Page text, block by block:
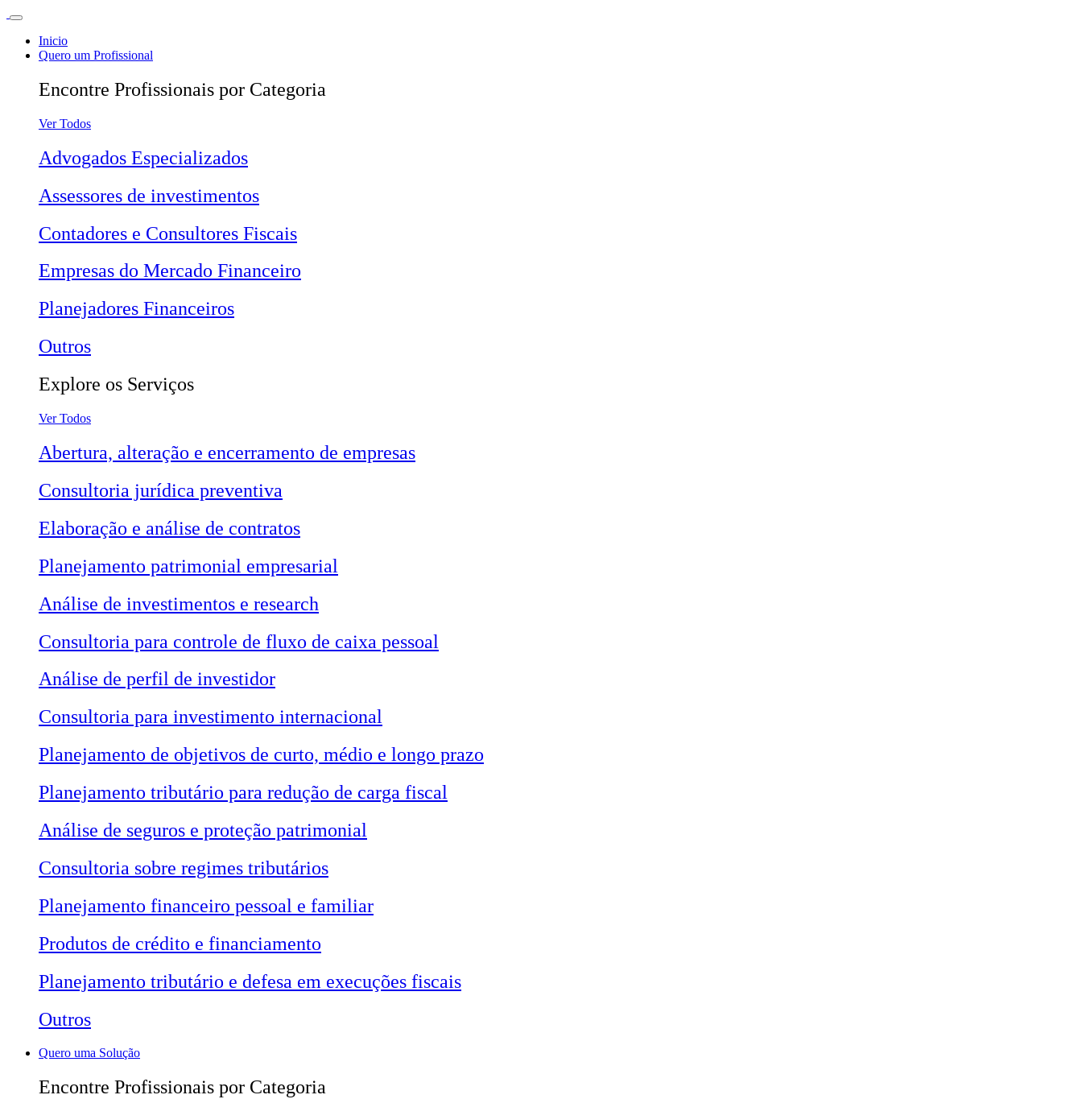
Inicio
Quero um Profissional
Encontre Profissionais por Categoria
Ver Todos
Advogados Especializados
Assessores de investimentos
Contadores e Consultores Fiscais
Empresas do Mercado Financeiro
Planejadores Financeiros
Outros
Explore os Serviços
Ver Todos
Abertura, alteração e encerramento de empresas
Consultoria jurídica preventiva
Elaboração e análise de contratos
Planejamento patrimonial empresarial
Análise de investimentos e research
Consultoria para controle de fluxo de caixa pessoal
Análise de perfil de investidor
Consultoria para investimento internacional
Planejamento de objetivos de curto, médio e longo prazo
Planejamento tributário para redução de carga fiscal
Análise de seguros e proteção patrimonial
Consultoria sobre regimes tributários
Planejamento financeiro pessoal e familiar
Produtos de crédito e financiamento
Planejamento tributário e defesa em execuções fiscais
Outros
Quero uma Solução
Encontre Profissionais por Categoria